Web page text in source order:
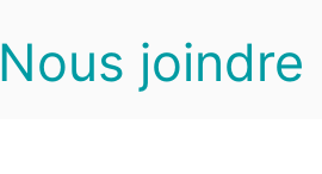
Nous joindre